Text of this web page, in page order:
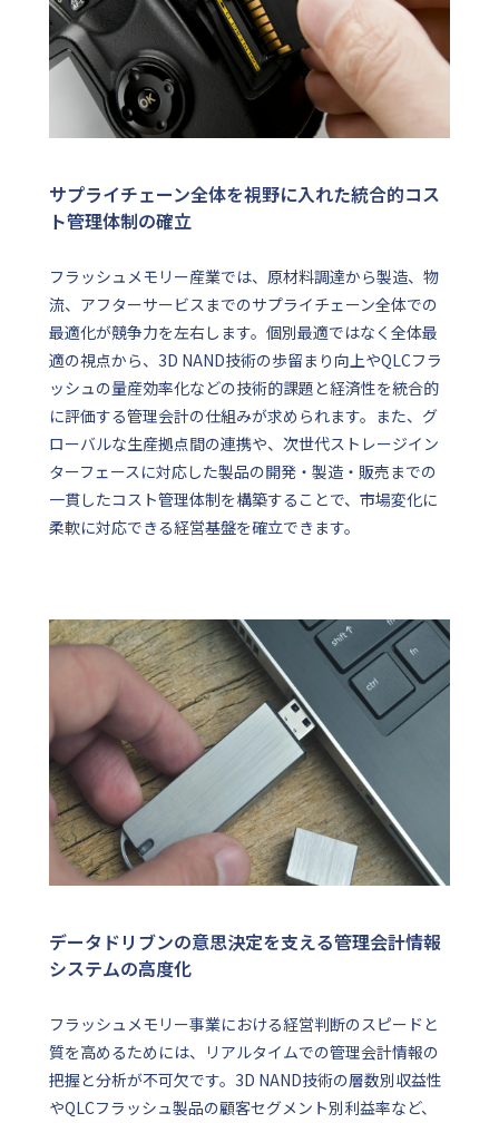
サプライチェーン全体を視野に入れた統合的コス
ト管理体制の確立
フラッシュメモリー産業では、原材料調達から製造、物
流、アフターサービスまでのサプライチェーン全体での
最適化が競争力を左右します。個別最適ではなく全体最
適の視点から、3D NAND技術の歩留まり向上やQLCフラ
ッシュの量産効率化などの技術的課題と経済性を統合的
に評価する管理会計の仕組みが求められます。また、グ
ローバルな生産拠点間の連携や、次世代ストレージイン
ターフェースに対応した製品の開発・製造・販売までの
一貫したコスト管理体制を構築することで、市場変化に
柔軟に対応できる経営基盤を確立できます。
データドリブンの意思決定を支える管理会計情報
システムの高度化
フラッシュメモリー事業における経営判断のスピードと
質を高めるためには、リアルタイムでの管理会計情報の
把握と分析が不可欠です。3D NAND技術の層数別収益性
やQLCフラッシュ製品の顧客セグメント別利益率など、